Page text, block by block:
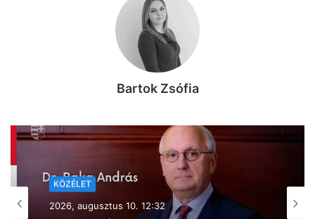
Bartok Zsófia
KÖZÉLET
KÖZÉLET
2026, augusztus 10. 08:04